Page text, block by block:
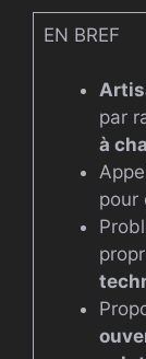
EN BREF
par
à
pour